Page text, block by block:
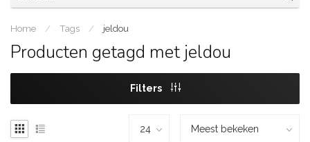
Home / Tags / jeldou
Producten getagd met jeldou
Filters